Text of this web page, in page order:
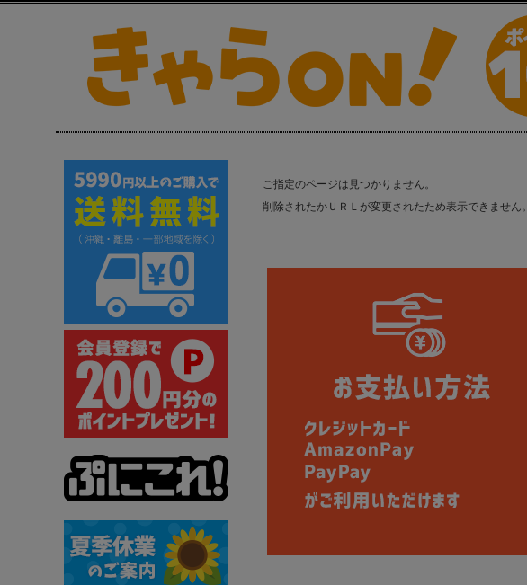
ご指定のページは見つかりません。
削除されたかＵＲＬが変更されたため表示できません。